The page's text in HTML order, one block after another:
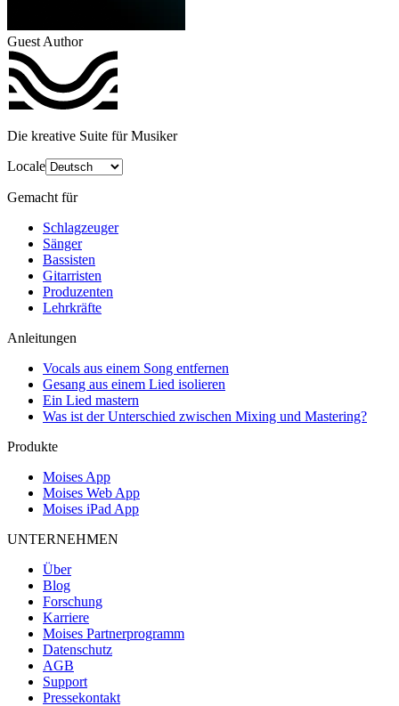
Guest Author
Die kreative Suite für Musiker
Locale
Gemacht für
Schlagzeuger
Sänger
Bassisten
Gitarristen
Produzenten
Lehrkräfte
Anleitungen
Vocals aus einem Song entfernen
Gesang aus einem Lied isolieren
Ein Lied mastern
Was ist der Unterschied zwischen Mixing und Mastering?
Produkte
Moises App
Moises Web App
Moises iPad App
UNTERNEHMEN
Über
Blog
Forschung
Karriere
Moises Partnerprogramm
Datenschutz
AGB
Support
Pressekontakt